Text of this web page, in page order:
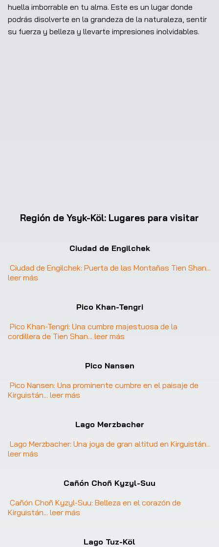
huella imborrable en tu alma. Este es un lugar donde
podrás disolverte en la grandeza de la naturaleza, sentir
su fuerza y belleza y llevarte impresiones inolvidables.
Región de Ysyk-Köl: Lugares para visitar
Ciudad de Engilchek
Ciudad de Engilchek: Puerta de las Montañas Tien Shan
leer más
Pico Khan-Tengri
Pico Khan-Tengri: Una cumbre majestuosa de la
cordillera de Tien Shan... leer más
Pico Nansen
Pico Nansen: Una prominente cumbre en el paisaje de
Kirguistán... leer más
Lago Merzbacher
Lago Merzbacher: Una joya de gran altitud en Kirguistán
leer más
Cañón Choñ Kyzyl-Suu
Cañón Choñ Kyzyl-Suu: Belleza en el corazón de
Kirguistán... leer más
Lago Tuz-Köl